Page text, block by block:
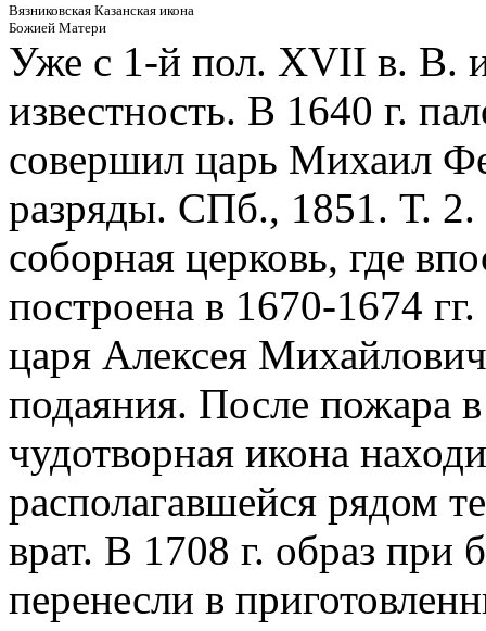
Вязниковская Казанская икона
Божией Матери
Уже с 1-й пол. XVII в. В.
известность. В 1640 г.
совершил царь Михаил
разряды. СПб., 1851. Т.
соборная церковь, где
построена в 1670-1674
царя Алексея
подаяния. После пожара
чудотворная икона
располагавшейся рядом
врат. В 1708 г. образ при
перенесли в